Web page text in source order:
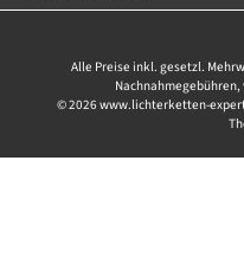
Alle Preise inkl. gesetzl.
© 2026 www.lichterketten-